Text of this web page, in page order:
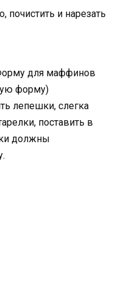
почистить и нарезать
для маффинов
форму)
лепешки, слегка
поставить в
должны